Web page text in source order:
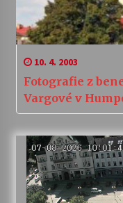
10. 4. 2003
Fotografie z
Vargové v